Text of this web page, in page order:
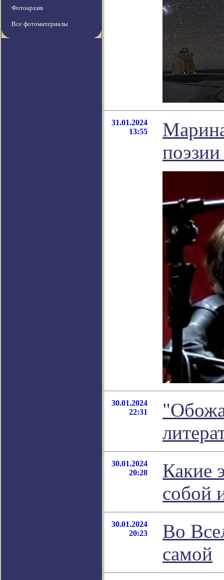
Фотоархив
Все фотоматериалы
31.01.2024
13:55
30.01.2024
22:31
30.01.2024
20:28
Какие
собой
30.01.2024
20:23
Во
самой